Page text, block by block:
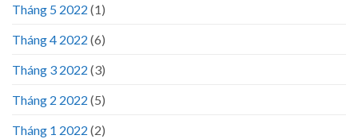
Tháng 5 2022 (1)
Tháng 4 2022 (6)
Tháng 3 2022 (3)
Tháng 2 2022 (5)
Tháng 1 2022 (2)